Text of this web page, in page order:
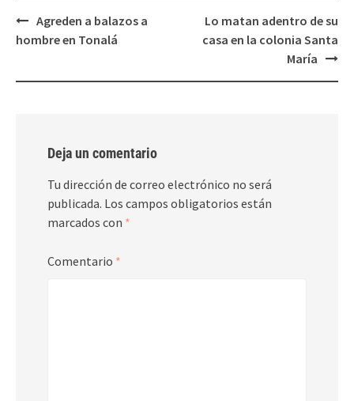
Post
navigation
Agreden a balazos a
hombre en Tonalá
Lo matan adentro de su
casa en la colonia Santa
María
Deja un comentario
Tu dirección de correo electrónico no será
publicada. Los campos obligatorios están
marcados con *
Comentario *